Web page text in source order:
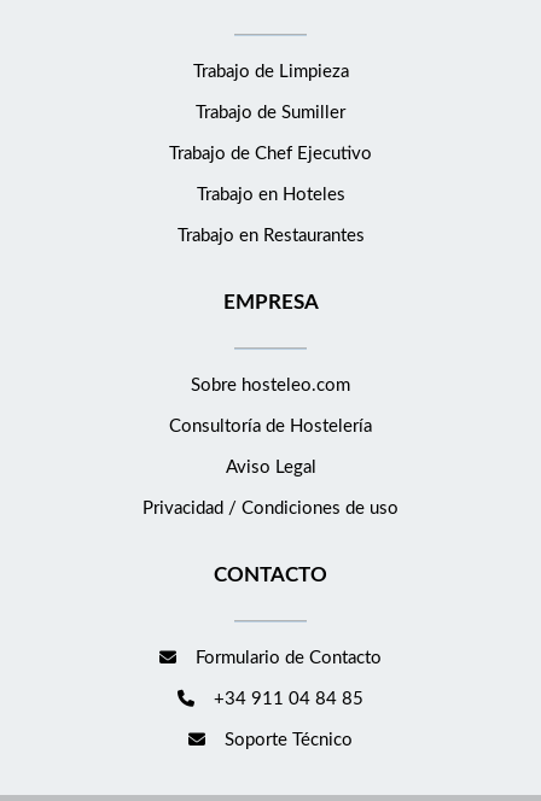
Trabajo de Limpieza
Trabajo de Sumiller
Trabajo de Chef Ejecutivo
Trabajo en Hoteles
Trabajo en Restaurantes
EMPRESA
Sobre hosteleo.com
Consultoría de Hostelería
Aviso Legal
Privacidad / Condiciones de uso
CONTACTO
Formulario de Contacto
+34 911 04 84 85
Soporte Técnico